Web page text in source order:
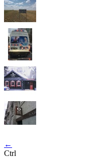
←
Ctrl